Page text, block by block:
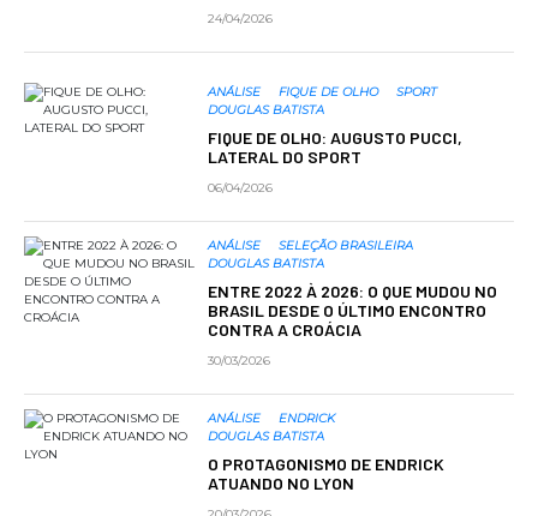
24/04/2026
ANÁLISE FIQUE DE OLHO
SPORT
DOUGLAS BATISTA
FIQUE DE OLHO: AUGUSTO PUCCI,
LATERAL DO SPORT
06/04/2026
ANÁLISE
SELEÇÃO BRASILEIRA
DOUGLAS BATISTA
ENTRE 2022 À 2026: O QUE MUDOU NO
BRASIL DESDE O ÚLTIMO ENCONTRO
CONTRA A CROÁCIA
30/03/2026
ANÁLISE
ENDRICK
DOUGLAS BATISTA
O PROTAGONISMO DE ENDRICK
ATUANDO NO LYON